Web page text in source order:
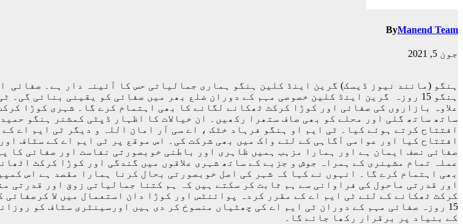
ByManend Team
جون 5, 2021
ہنگو (مانند نیوز ڈیسک) گرین اینڈ کلین ہنگو ہماری جمالیاتی حس کا آئینہ دار ہے۔ صفائی
ہنگو 15 روزہ گرین اینڈ کلین خصوصی مہم کے دوران ضلع بھر میں صفائی کو یقینی بنائی
علاوہ بازاروں کی صفائی اور کوڑا کرکٹ ٹھکانے لگانے کا بھی اہتمام کرے گا۔ شہری کوڑا
افتتاح کرتے ہوئے کیا۔ ٹی ایم او ہنگو فرہاد خٹک ، اے سی آر امان اللہ و دیگر ٹی ایم اے
افتتاح کیا اور عوامی آگاہی کے لئے واک میں بھی شرکت کی۔ اس موقع پر ٹی ایم اے کے سٹاف
صفائی نصف ایمان ہے اور ہمارا مزہب ہمیں ظاہری اور باطنی خوبصورتی نفاست اور صفائی کا
عملہ تمام مشینری کے ہمراہ جوش و جزبے کے ساتھ شہری علاقوں میں گندگی اور کوڑا کرکٹ
بھی اہتمام کرے گا۔ انہوں نے کہا کہ شہر کی اصل خوبصورتی بحال کرنا ہمارا مقصد ہے اس
اور قدرتی ماحول کی فراوانی سے ہم ثابت کر سکتے ہیں کہ ہم کتنا جمالیاتی زوق اور قدرتی
کرکٹ ٹھکانے کے لئے ٹی ایم اے کے مقرر کردہ پوائنٹس اور کوڑا دان استعمال میں لا
15 روزہ صفائی مہم کے دوران ٹی ایم اے کی چھٹیاں منسوخ کر دی ہیں اورسینٹری سٹاف کو
کے بنیاد پر برقرار رکھا جائے گا۔